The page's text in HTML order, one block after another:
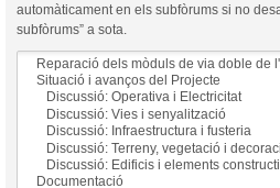
automàticament en els subfòrums si no
subfòrums” a sota.